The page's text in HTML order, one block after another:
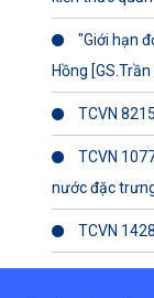
"Giới hạn
Hồng
TCVN
TCVN
nước đặc
TCVN